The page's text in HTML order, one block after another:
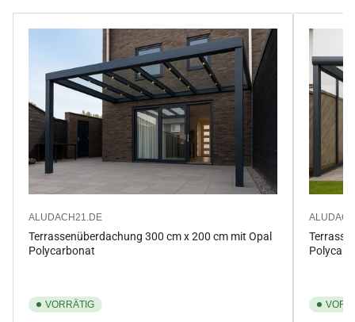
ALUDACH21.DE
Terrassenüberdachung 300 cm x 200 cm mit Opal
Polycarbonat
VORRÄTIG